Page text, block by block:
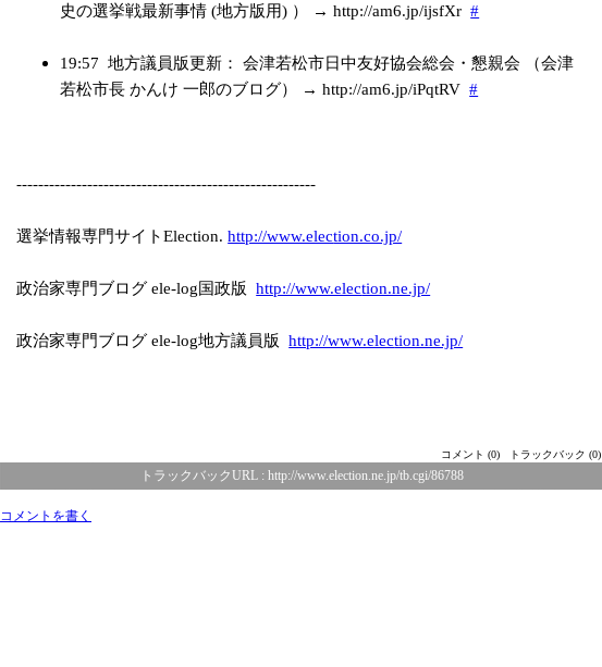
史の選挙戦最新事情 (地方版用) ） → http://am6.jp/ijsfXr #
19:57 地方議員版更新： 会津若松市日中友好協会総会・懇親会 （会津
若松市長 かんけ 一郎のブログ） → http://am6.jp/iPqtRV #
-------------------------------------------------------
選挙情報専門サイトElection.http://www.election.co.jp/
政治家専門ブログ ele-log国政版http://www.election.ne.jp/
政治家専門ブログ ele-log地方議員版http://www.election.ne.jp/
コメント (0) トラックバック (0)
トラックバックURL : http://www.election.ne.jp/tb.cgi/86788
コメントを書く